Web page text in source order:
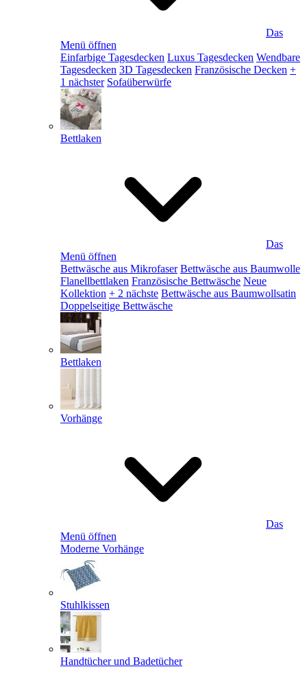
Das
Menü öffnen
Einfarbige Tagesdecken Luxus Tagesdecken Wendbare
Tagesdecken 3D Tagesdecken Französische Decken +
1 nächster Sofaüberwürfe
Bettlaken
Das
Menü öffnen
Bettwäsche aus Mikrofaser Bettwäsche aus Baumwolle
Flanellbettlaken Französische Bettwäsche Neue
Kollektion + 2 nächste Bettwäsche aus Baumwollsatin
Doppelseitige Bettwäsche
Bettlaken
Vorhänge
Das
Menü öffnen
Moderne Vorhänge
Stuhlkissen
Handtücher und Badetücher